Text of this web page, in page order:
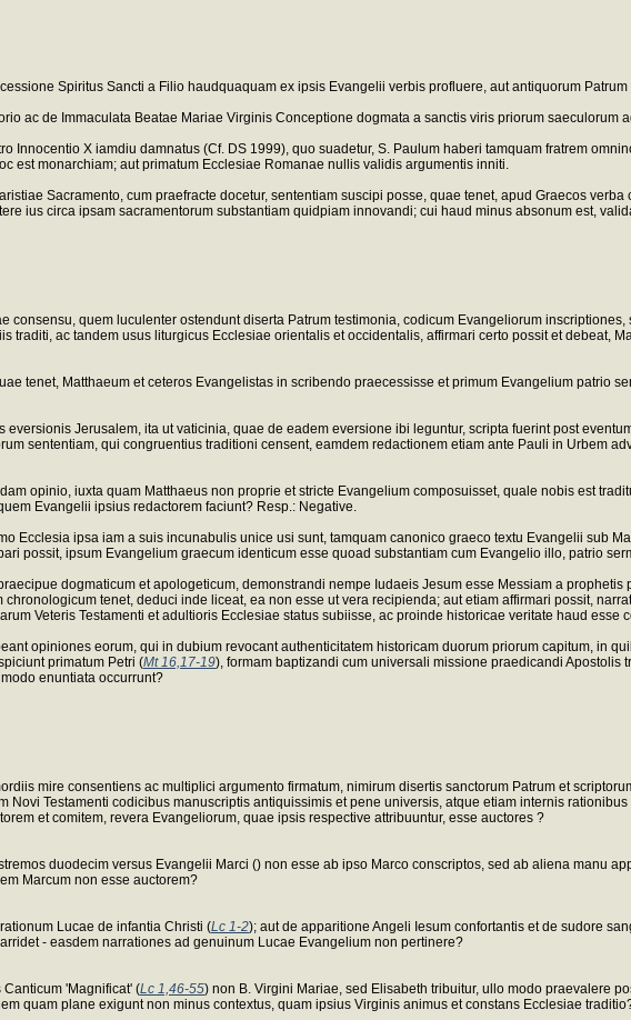
Spiritus Sancti a Filio haudquaquam ex ipsis Evangelii verbis profluere, aut antiquorum
ac de Immaculata Beatae Mariae Virginis Conceptione dogmata a sanctis viris priorum saeculorum
Innocentio X iamdiu damnatus (Cf. DS 1999), quo suadetur, S. Paulum haberi tamquam fratrem
est monarchiam; aut primatum Ecclesiae Romanae nullis validis argumentis inniti.
Sacramento, cum praefracte docetur, sententiam suscipi posse, quae tenet, apud Graecos
ius circa ipsam sacramentorum substantiam quidpiam innovandi; cui haud minus absonum est,
consensu, quem luculenter ostendunt diserta Patrum testimonia, codicum Evangeliorum
traditi, ac tandem usus liturgicus Ecclesiae orientalis et occidentalis, affirmari certo possit et debeat,
tenet, Matthaeum et ceteros Evangelistas in scribendo praecessisse et primum Evangelium patrio
Jerusalem, ita ut vaticinia, quae de eadem eversione ibi leguntur, scripta fuerint post
sententiam, qui congruentius traditioni censent, eamdem redactionem etiam ante Pauli in Urbem
opinio, iuxta quam Matthaeus non proprie et stricte Evangelium composuisset, quale nobis est
Evangelii ipsius redactorem faciunt? Resp.: Negative.
Ecclesia ipsa iam a suis incunabulis unice usi sunt, tamquam canonico graeco textu Evangelii sub
possit, ipsum Evangelium graecum identicum esse quoad substantiam cum Evangelio illo, patrio
dogmaticum et apologeticum, demonstrandi nempe Iudaeis Jesum esse Messiam a
tenet, deduci inde liceat, ea non esse ut vera recipienda; aut etiam affirmari possit,
Veteris Testamenti et adultioris Ecclesiae status subiisse, ac proinde historicae veritate haud esse
opiniones eorum, qui in dubium revocant authenticitatem historicam duorum priorum capitum, in
primatum Petri (Mt 16,17-19), formam baptizandi cum universali missione praedicandi Apostolis
enuntiata occurrunt?
mire consentiens ac multiplici argumento firmatum, nimirum disertis sanctorum Patrum et
Testamenti codicibus manuscriptis antiquissimis et pene universis, atque etiam internis
et comitem, revera Evangeliorum, quae ipsis respective attribuuntur, esse auctores ?
duodecim versus Evangelii Marci () non esse ab ipso Marco conscriptos, sed ab aliena manu
Marcum non esse auctorem?
Lucae de infantia Christi (Lc 1-2); aut de apparitione Angeli Iesum confortantis et de sudore
- easdem narrationes ad genuinum Lucae Evangelium non pertinere?
'Magnificat' (Lc 1,46-55) non B. Virgini Mariae, sed Elisabeth tribuitur, ullo modo praevalere
quam plane exigunt non minus contextus, quam ipsius Virginis animus et constans Ecclesiae